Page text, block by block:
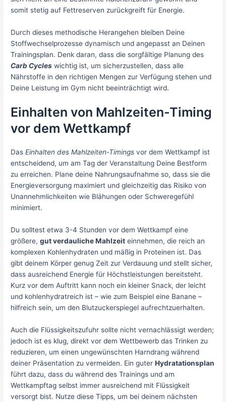
somit stetig auf Fettreserven zurückgreift für Energie.
Durch dieses methodische Herangehen bleiben Deine
Stoffwechselprozesse dynamisch und angepasst an Deinen
Trainingsplan. Denk daran, dass die sorgfältige Planung des
Carb Cycles wichtig ist, um sicherzustellen, dass alle
Nährstoffe in den richtigen Mengen zur Verfügung stehen und
Deine Leistung im Gym nicht beeinträchtigt wird.
Einhalten von Mahlzeiten-Timing
vor dem Wettkampf
DasEinhalten des Mahlzeiten-Timings vor dem Wettkampf ist
entscheidend, um am Tag der Veranstaltung Deine Bestform
zu erreichen. Plane deine Nahrungsaufnahme so, dass sie die
Energieversorgung maximiert und gleichzeitig das Risiko von
Unannehmlichkeiten wie Blähungen oder Schweregefühl
minimiert.
Du solltest etwa 3-4 Stunden vor dem Wettkampf eine
größere,gut verdauliche Mahlzeit einnehmen, die reich an
komplexen Kohlenhydraten und mäßig in Proteinen ist. Das
gibt deinem Körper genug Zeit zur Verdauung und stellt sicher,
dass ausreichend Energie für Höchstleistungen bereitsteht.
Kurz vor dem Auftritt kann noch ein kleiner Snack, der leicht
und kohlenhydratreich ist – wie zum Beispiel eine Banane –
hilfreich sein, um den Blutzuckerspiegel aufrechtzuerhalten.
Auch die Flüssigkeitszufuhr sollte nicht vernachlässigt werden;
jedoch ist es klug, direkt vor dem Wettbewerb das Trinken zu
reduzieren, um einen ungewünschten Harndrang während
deiner Präsentation zu vermeiden. Ein guterHydratationsplan
führt dazu, dass du während des Trainings und am
Wettkampftag selbst immer ausreichend mit Flüssigkeit
versorgt bist. Nutze diese Tipps, um bei deinem nächsten